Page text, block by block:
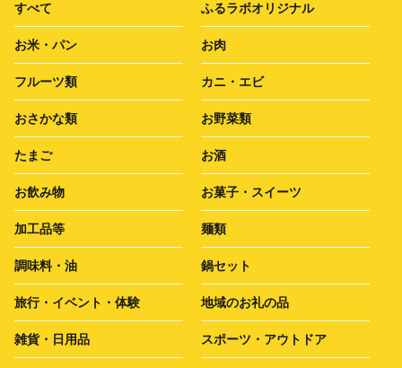
すべて ふるラボオリジナル
お米・パン お肉
フルーツ類 カニ・エビ
おさかな類 お野菜類
たまご お酒
お飲み物 お菓子・スイーツ
加工品等 麺類
調味料・油 鍋セット
旅行・イベント・体験 地域のお礼の品
雑貨・日用品 スポーツ・アウトドア